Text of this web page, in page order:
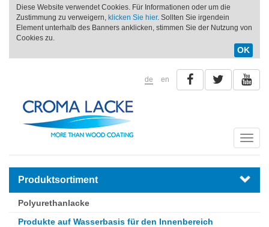
Diese Website verwendet Cookies. Für Informationen oder um die
Zustimmung zu verweigern, klicken Sie hier. Sollten Sie irgendein
Element unterhalb des Banners anklicken, stimmen Sie der Nutzung von
Cookies zu.
OK
de en
Toggle
Produktsortiment
Polyurethanlacke
Produkte auf Wasserbasis für den Innenbereich